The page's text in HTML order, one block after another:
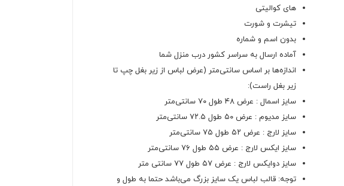
های کوالیتی
تیشرت و شورت
بدون اسم و شماره
آماده ارسال به سراسر کشور درب منزل شما
اندازه‌ها بر اساس سانتی‌متر (عرض لباس از زیر بغل چپ تا
زیر بغل راست):
سایز اسمال : عرض ۴۸ طول ۷۰ سانتی‌متر
سایز مدیوم : عرض ۵۰ طول ۷۲.۵ سانتی‌متر
سایز لارج : عرض ۵۲ طول ۷۵ سانتی‌متر
سایز ایکس لارج : عرض ۵۵ طول ۷۶ سانتی‌متر
سایز دوایکس لارج : عرض ۵۷ طول ۷۷ سانتی متر
توجه: قالب لباس یک سایز بزرگ می‌باشد حتما به طول و